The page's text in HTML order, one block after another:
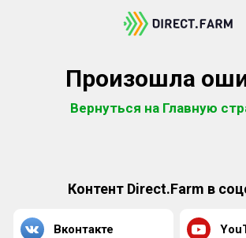
Произошла
Вернуться на Главную
Контент Direct.Farm в
Вконтакте